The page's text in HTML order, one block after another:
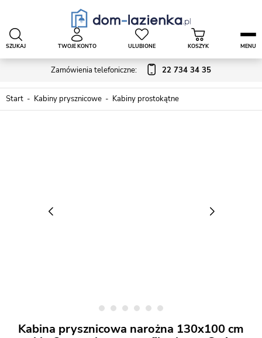
Zamówienia telefoniczne: 22 734 34 35
SZUKAJ TWOJE KONTO ULUBIONE KOSZYK MENU
Start Kabiny prysznicowe Kabiny prostokątne
Kabina prysznicowa narożna 130x100 cm